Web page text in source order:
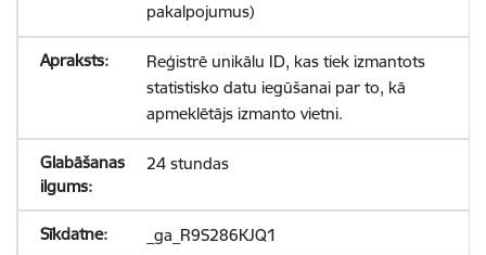
pakalpojumus)
Reģistrē unikālu ID, kas tiek izmantots
statistisko datu iegūšanai par to, kā
apmeklētājs izmanto vietni.
24 stundas
_ga_R9S286KJQ1